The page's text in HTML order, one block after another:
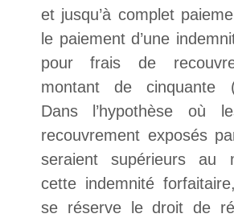
et jusqu’à complet
le paiement d’une
pour frais de
montant de cinquante
Dans l’hypothèse où
recouvrement exposés
seraient supérieurs au
cette indemnité
se réserve le droit de